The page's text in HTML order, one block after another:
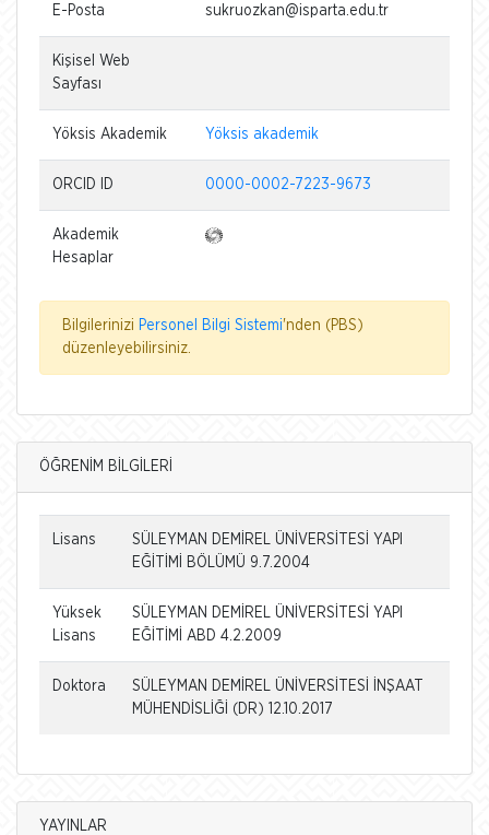
E-Posta sukruozkan@isparta.edu.tr
Kişisel Web
Sayfası
Yöksis Akademik Yöksis akademik
ORCID ID 0000-0002-7223-9673
Akademik
Hesaplar
Bilgilerinizi Personel Bilgi Sistemi'nden (PBS)
düzenleyebilirsiniz.
ÖĞRENİM BİLGİLERİ
Lisans
SÜLEYMAN DEMİREL ÜNİVERSİTESİ YAPI
EĞİTİMİ BÖLÜMÜ 9.7.2004
Yüksek
Lisans
SÜLEYMAN DEMİREL ÜNİVERSİTESİ YAPI
EĞİTİMİ ABD 4.2.2009
Doktora
SÜLEYMAN DEMİREL ÜNİVERSİTESİ İNŞAAT
MÜHENDİSLİĞİ (DR) 12.10.2017
YAYINLAR